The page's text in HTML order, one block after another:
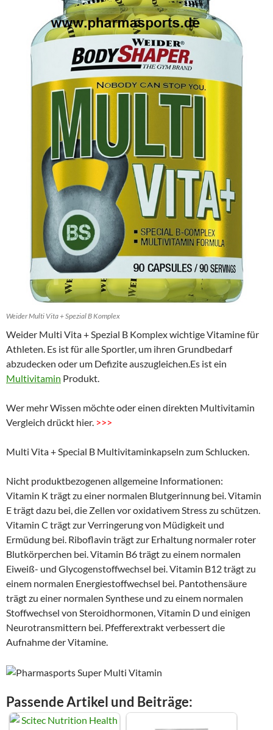
Weider Multi Vita + Spezial B Komplex
Weider Multi Vita + Spezial B Komplex wichtige Vitamine für
Athleten. Es ist für alle Sportler, um ihren Grundbedarf
abzudecken oder um Defizite auszugleichen.Es ist ein
Multivitamin Produkt.
Wer mehr Wissen möchte oder einen direkten Multivitamin
Vergleich drückt hier. >>>
Multi Vita + Special B Multivitaminkapseln zum Schlucken.
Nicht produktbezogenen allgemeine Informationen:
Vitamin K trägt zu einer normalen Blutgerinnung bei. Vitamin
E trägt dazu bei, die Zellen vor oxidativem Stress zu schützen.
Vitamin C trägt zur Verringerung von Müdigkeit und
Ermüdung bei. Riboflavin trägt zur Erhaltung normaler roter
Blutkörperchen bei. Vitamin B6 trägt zu einem normalen
Eiweiß- und Glycogenstoffwechsel bei. Vitamin B12 trägt zu
einem normalen Energiestoffwechsel bei. Pantothensäure
trägt zu einer normalen Synthese und zu einem normalen
Stoffwechsel von Steroidhormonen, Vitamin D und einigen
Neurotransmittern bei. Pfefferextrakt verbessert die
Aufnahme der Vitamine.
Passende Artikel und Beiträge: